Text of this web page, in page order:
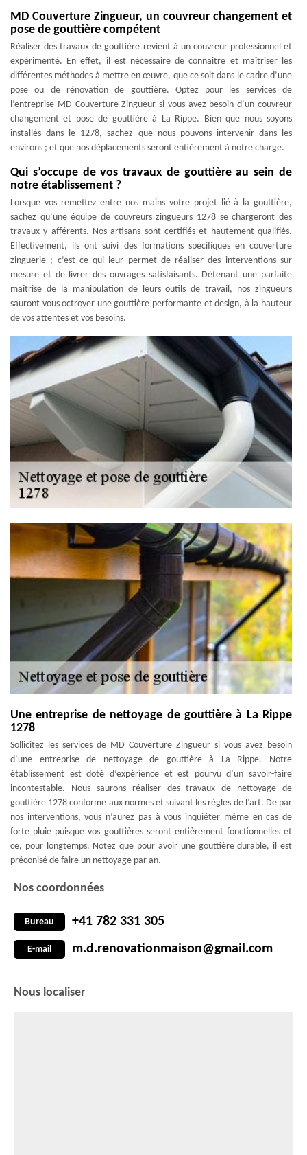
MD Couverture Zingueur, un couvreur changement et
pose de gouttière compétent
Réaliser des travaux de gouttière revient à un couvreur professionnel et
expérimenté. En effet, il est nécessaire de connaitre et maîtriser les
différentes méthodes à mettre en œuvre, que ce soit dans le cadre d’une
pose ou de rénovation de gouttière. Optez pour les services de
l’entreprise MD Couverture Zingueur si vous avez besoin d’un couvreur
changement et pose de gouttière à La Rippe. Bien que nous soyons
installés dans le 1278, sachez que nous pouvons intervenir dans les
environs ; et que nos déplacements seront entièrement à notre charge.
Qui s’occupe de vos travaux de gouttière au sein de
notre établissement ?
Lorsque vos remettez entre nos mains votre projet lié à la gouttière,
sachez qu’une équipe de couvreurs zingueurs 1278 se chargeront des
travaux y afférents. Nos artisans sont certifiés et hautement qualifiés.
Effectivement, ils ont suivi des formations spécifiques en couverture
zinguerie ; c’est ce qui leur permet de réaliser des interventions sur
mesure et de livrer des ouvrages satisfaisants. Détenant une parfaite
maîtrise de la manipulation de leurs outils de travail, nos zingueurs
sauront vous octroyer une gouttière performante et design, à la hauteur
de vos attentes et vos besoins.
Une entreprise de nettoyage de gouttière à La Rippe
1278
Sollicitez les services de MD Couverture Zingueur si vous avez besoin
d’une entreprise de nettoyage de gouttière à La Rippe. Notre
établissement est doté d’expérience et est pourvu d’un savoir-faire
incontestable. Nous saurons réaliser des travaux de nettoyage de
gouttière 1278 conforme aux normes et suivant les règles de l’art. De par
nos interventions, vous n’aurez pas à vous inquiéter même en cas de
forte pluie puisque vos gouttières seront entièrement fonctionnelles et
ce, pour longtemps. Notez que pour avoir une gouttière durable, il est
préconisé de faire un nettoyage par an.
Nos coordonnées
Bureau +41 782 331 305
E-mail m.d.renovationmaison@gmail.com
Nous localiser